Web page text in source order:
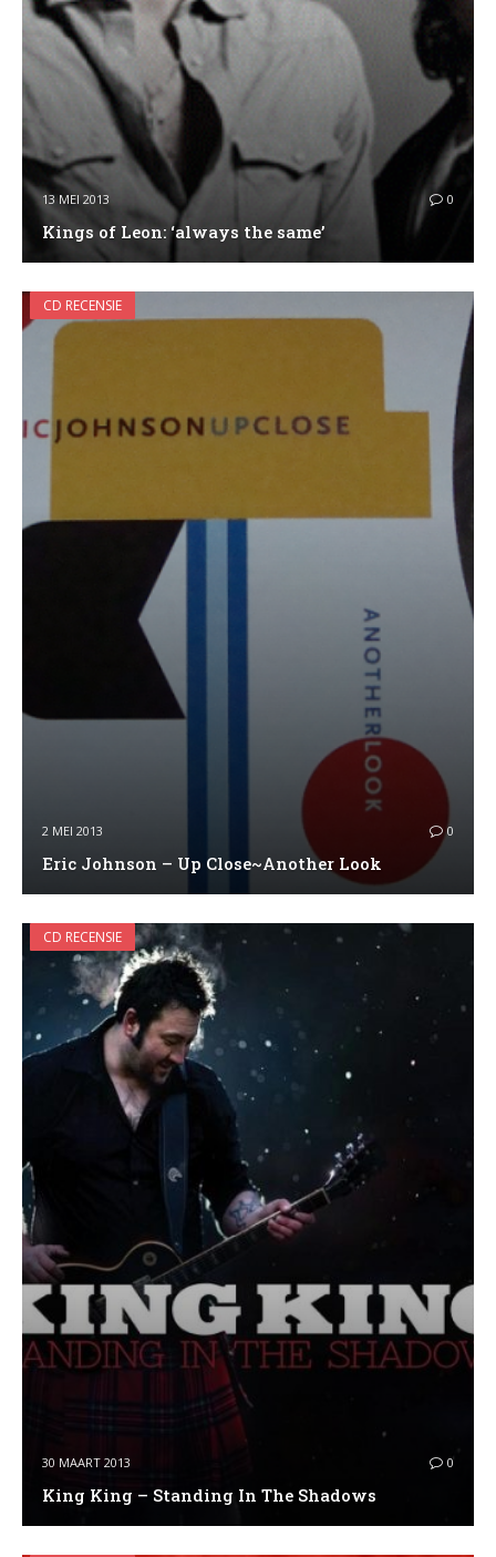
13 MEI 2013 0
Kings of Leon: ‘always the same’
CD RECENSIE
2 MEI 2013 0
Eric Johnson – Up Close~Another Look
CD RECENSIE
30 MAART 2013 0
King King – Standing In The Shadows